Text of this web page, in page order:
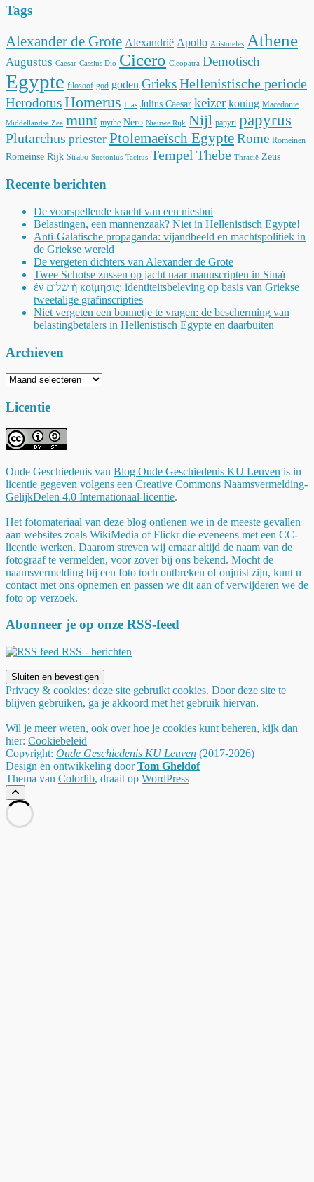
Tags
Alexander de Grote Alexandrië Apollo Aristoteles Athene
Augustus Caesar Cassius Dio Cicero Cleopatra Demotisch
Egypte filosoof god goden GrieksHellenistische periode
HerodotusHomerus Ilias Julius Caesar keizer koning Macedonië
Middellandse Zee munt mythe Nero Nieuwe Rijk Nijl papyri papyrus
Plutarchus priester Ptolemaeïsch EgypteRome Romeinen
Romeinse Rijk Strabo Suetonius Tacitus Tempel Thebe Thracië Zeus
Recente berichten
De voorspellende kracht van een niesbui
Belastingen, een mannenzaak? Niet in Hellenistisch Egypte!
Anti-Galatische propaganda: vijandbeeld en machtspolitiek in
de Griekse wereld
De vergeten dichters van Alexander de Grote
Twee Schotse zussen op jacht naar manuscripten in Sinaï
ἐν שלום ἡ κοίμησις: identiteitsbeleving op basis van Griekse
tweetalige grafinscripties
Niet vergeten een bonnetje te vragen: de bescherming van
belastingbetalers in Hellenistisch Egypte en daarbuiten
Archieven
Archieven
Licentie
Oude Geschiedenis van Blog Oude Geschiedenis KU Leuven is in
licentie gegeven volgens een Creative Commons Naamsvermelding-
GelijkDelen 4.0 Internationaal-licentie.
Het fotomateriaal van deze blog ontlenen we in de meeste gevallen
aan websites zoals WikiMedia of Flickr die eveneens met een CC-
licentie werken. Daarom streven wij ernaar altijd de naam van de
fotograaf te vermelden, voor zover bij ons bekend. Mocht de
naamsvermelding bij een foto toch ontbreken of onjuist zijn, kunt u
contact met ons opnemen en passen we dit aan of verwijderen we de
foto op verzoek.
Abonneer je op onze RSS-feed
RSS - berichten
Privacy & cookies: deze site gebruikt cookies. Door deze site te
blijven gebruiken, ga je akkoord met het gebruik hiervan.
Wil je meer weten, ook over hoe je cookies kunt beheren, kijk dan
hier: Cookiebeleid
Copyright: Oude Geschiedenis KU Leuven (2017-2026)
Design en ontwikkeling doorTom Gheldof
Thema van Colorlib, draait op WordPress